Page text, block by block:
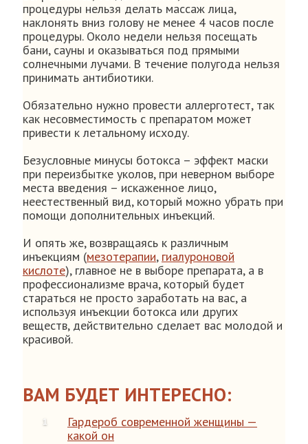
процедуры нельзя делать массаж лица,
наклонять вниз голову не менее 4 часов после
процедуры. Около недели нельзя посещать
бани, сауны и оказываться под прямыми
солнечными лучами. В течение полугода нельзя
принимать антибиотики.
Обязательно нужно провести аллерготест, так
как несовместимость с препаратом может
привести к летальному исходу.
Безусловные минусы ботокса – эффект маски
при переизбытке уколов, при неверном выборе
места введения – искаженное лицо,
неестественный вид, который можно убрать при
помощи дополнительных инъекций.
И опять же, возвращаясь к различным
инъекциям (мезотерапии, гиалуроновой
кислоте), главное не в выборе препарата, а в
профессионализме врача, который будет
стараться не просто заработать на вас, а
используя инъекции ботокса или других
веществ, действительно сделает вас молодой и
красивой.
ВАМ БУДЕТ ИНТЕРЕСНО:
Гардероб современной женщины —
какой он